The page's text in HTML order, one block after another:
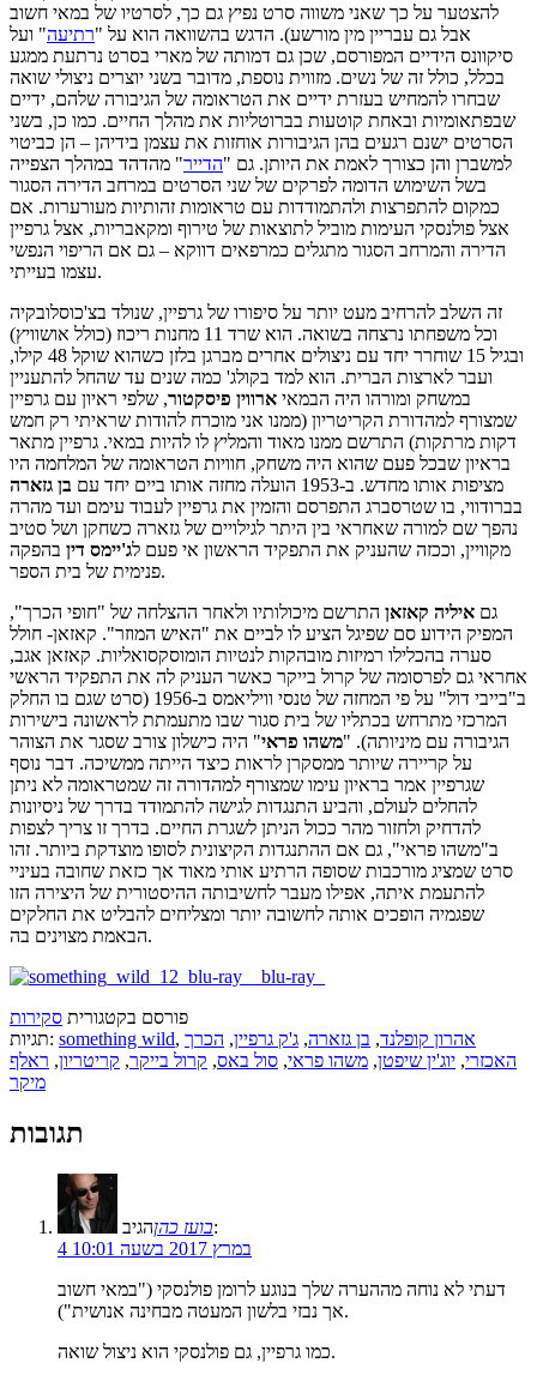
להצטער על כך שאני משווה סרט נפיץ גם כך, לסרטיו של במאי חשוב
אבל גם עבריין מין מורשע). הדגש בהשוואה הוא על "רתיעה" ועל
סיקוונס הידיים המפורסם, שכן גם דמותה של מארי בסרט נרתעת ממגע
בכלל, כולל זה של נשים. מזווית נוספת, מדובר בשני יוצרים ניצולי שואה
שבחרו להמחיש בעזרת ידיים את הטראומה של הגיבורה שלהם, ידיים
שבפתאומיות ובאחת קוטעות בברוטליות את מהלך החיים. כמו כן, בשני
הסרטים ישנם רגעים בהן הגיבורות אוחזות את עצמן בידיהן – הן כביטוי
למשברן והן כצורך לאמת את היותן. גם "הדייר" מהדהד במהלך הצפייה
בשל השימוש הדומה לפרקים של שני הסרטים במרחב הדירה הסגור
כמקום להתפרצות ולהתמודדות עם טראומות זהותיות מעורערות. אם
אצל פולנסקי העימות מוביל לתוצאות של טירוף ומקאבריות, אצל גרפיין
הדירה והמרחב הסגור מתגלים כמרפאים דווקא – גם אם הריפוי הנפשי
עצמו בעייתי.
זה השלב להרחיב מעט יותר על סיפורו של גרפיין, שנולד בצ'כוסלובקיה
וכל משפחתו נרצחה בשואה. הוא שרד 11 מחנות ריכוז (כולל אושוויץ)
ובגיל 15 שוחרר יחד עם ניצולים אחרים מברגן בלזן כשהוא שוקל 48 קילו,
ועבר לארצות הברית. הוא למד בקולג' כמה שנים עד שהחל להתעניין
במשחק ומורהו היה הבמאי ארווין פיסקטור, שלפי ראיון עם גרפיין
שמצורף למהדורת הקריטריון (ממנו אני מוכרח להודות שראיתי רק חמש
דקות מרתקות) התרשם ממנו מאוד והמליץ לו להיות במאי. גרפיין מתאר
בראיון שבכל פעם שהוא היה משחק, חוויות הטראומה של המלחמה היו
מציפות אותו מחדש. ב-1953 הועלה מחזה אותו ביים יחד עם
בן גזארה
בברודווי, בו שטרסברג התפרסם והזמין את גרפיין לעבוד עימם ועד מהרה
נהפך שם למורה שאחראי בין היתר לגילויים של גזארה כשחקן ושל סטיב
מקוויין, וככזה שהעניק את התפקיד הראשון אי פעם לג'יימס דין בהפקה
פנימית של בית הספר.
גם איליה קאזאן התרשם מיכולותיו ולאחר ההצלחה של "חופי הכרך",
המפיק הידוע סם שפיגל הציע לו לביים את "האיש המוזר". קאזאן- חולל
סערה בהכלילו רמיזות מובהקות לנטיות הומוסקסואליות. קאזאן אגב,
אחראי גם לפרסומה של קרול בייקר כאשר העניק לה את התפקיד הראשי
ב"בייבי דול" על פי המחזה של טנסי וויליאמס ב-1956 (סרט שגם בו החלק
המרכזי מתרחש בכתליו של בית סגור שבו מתעמתת לראשונה בישירות
הגיבורה עם מיניותה). "משהו פראי" היה כישלון צורב שסגר את הצוהר
על קריירה שיותר ממסקרן לראות כיצד הייתה ממשיכה. דבר נוסף
שגרפיין אמר בראיון עימו שמצורף למהדורה זה שמטראומה לא ניתן
להחלים לעולם, והביע התנגדות לגישה להתמודד בדרך של ניסיונות
להדחיק ולחזור מהר ככול הניתן לשגרת החיים. בדרך זו צריך לצפות
ב"משהו פראי", גם אם ההתנגדות הקיצונית לסופו מוצדקת ביותר. זהו
סרט שמציג מורכבות שסופה הרתיע אותי מאוד אך כזאת שחובה בעיניי
להתעמת איתה, אפילו מעבר לחשיבותה ההיסטורית של היצירה הזו
שפגמיה הופכים אותה לחשובה יותר ומצליחים להבליט את החלקים
הבאמת מצוינים בה.
פורסם בקטגורית סקירות
תגיות: something wild, אהרון קופלנד, בן גזארה, ג'ק גרפיין, הכרך
האכזרי, יוג'ין שיפטן, משהו פראי, סול באס, קרול בייקר, קריטריון, ראלף
מיקר
תגובות
בועז כהןהגיב:
4 במרץ 2017 בשעה 10:01
דעתי לא נוחה מההערה שלך בנוגע לרומן פולנסקי ("במאי חשוב
אך נבזי בלשון המעטה מבחינה אנושית").
כמו גרפיין, גם פולנסקי הוא ניצול שואה.